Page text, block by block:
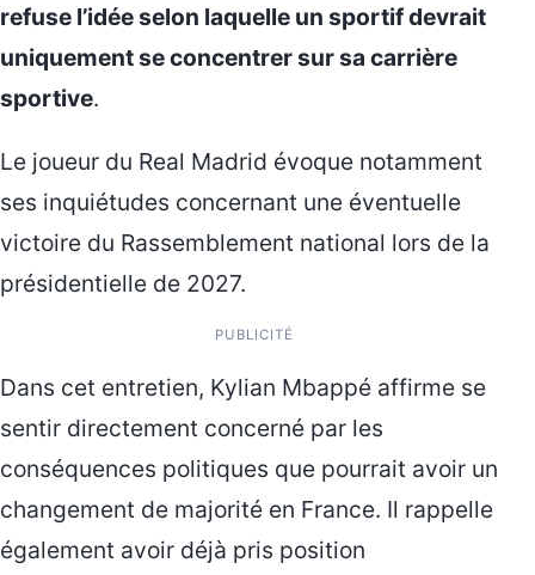
refuse l’idée selon laquelle un sportif devrait
uniquement se concentrer sur sa carrière
sportive.
Le joueur du Real Madrid évoque notamment
ses inquiétudes concernant une éventuelle
victoire du Rassemblement national lors de la
présidentielle de 2027.
PUBLICITÉ
Dans cet entretien, Kylian Mbappé affirme se
sentir directement concerné par les
conséquences politiques que pourrait avoir un
changement de majorité en France. Il rappelle
également avoir déjà pris position